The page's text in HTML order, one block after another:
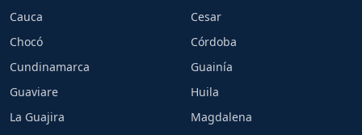
Cauca
Cesar
Chocó
Córdoba
Cundinamarca
Guainía
Guaviare
Huila
La Guajira
Magdalena